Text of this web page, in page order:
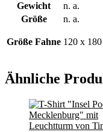
Gewicht
n. a.
Größe
n. a.
Größe Fahne 120 x
Ähnliche